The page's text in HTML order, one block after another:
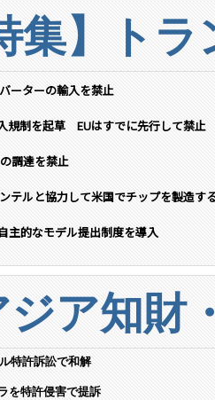
集】ト
ーターの輸入を禁止
規制を起草 EUはすでに先行して禁止
調達を禁止
テルと協力して米国でチップを製造す
主的なモデル提出制度を導入
ジア知財
特許訴訟で和解
を特許侵害で提訴